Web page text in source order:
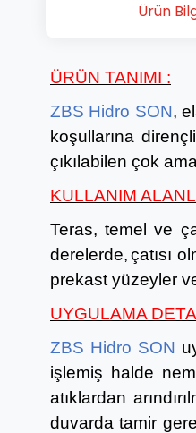
Ürün
ÜRÜN TANIMI :
ZBS Hidro SON,
koşullarına
çıkılabilen çok
KULLANIM
Teras, temel ve
derelerde, çatısı
prekast yüzeyler
UYGULAMA
ZBS Hidro SON
işlemiş halde
atıklardan
duvarda tamir